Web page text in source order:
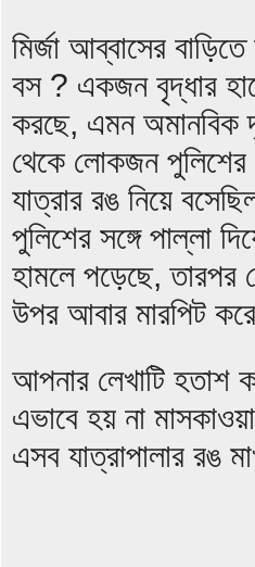
মির্জা আব্বাসের
বস ? একজন বৃদ্ধার
করছে, এমন অমানবিক
থেকে লোকজন পুলিশের
যাত্রার রঙ নিয়ে
পুলিশের সঙ্গে পাল্লা
হামলে পড়েছে, তারপর
উপর আবার মারপিট
আপনার লেখাটি হতাশ
এভাবে হয় না
এসব যাত্রাপালার রঙ